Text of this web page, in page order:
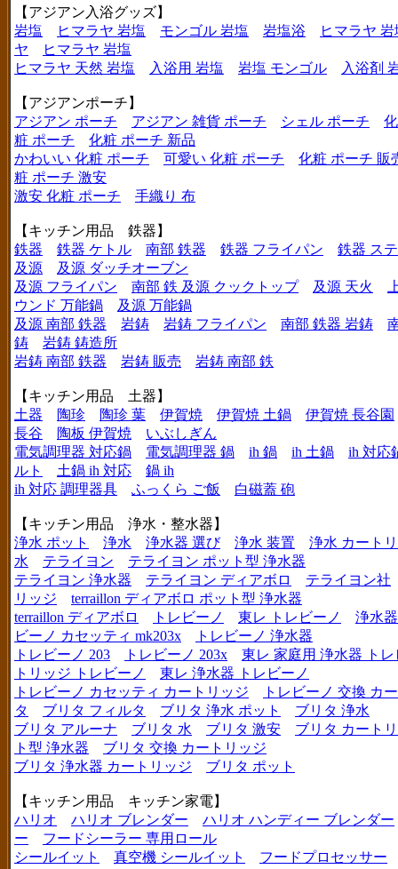
【アジアン入浴グッズ】
岩塩
ヒマラヤ 岩塩 モンゴル 岩塩 岩塩浴
ヒマラヤ
ヤ
ヒマラヤ 岩塩
ヒマラヤ 天然 岩塩
入浴用 岩塩 岩塩 モンゴル 入浴剤
【アジアンポーチ】
アジアン ポーチ
アジアン 雑貨 ポーチ シェル ポーチ
粧 ポーチ
化粧 ポーチ 新品
かわいい 化粧 ポーチ
可愛い 化粧 ポーチ
化粧 ポーチ 販
粧 ポーチ 激安
激安 化粧 ポーチ
手織り 布
【キッチン用品 鉄器】
鉄器
鉄器 ケトル 南部 鉄器 鉄器 フライパン
鉄器 ス
及源
及源 ダッチオーブン
及源 フライパン
南部 鉄 及源 クックトップ 及源 天火
ウンド 万能鍋
及源 万能鍋
及源 南部 鉄器
岩鋳 岩鋳 フライパン 南部 鉄器 岩鋳
鋳
岩鋳 鋳造所
岩鋳 南部 鉄器
岩鋳 販売 岩鋳 南部 鉄
【キッチン用品 土器】
土器
陶珍 陶珍 葉 伊賀焼 伊賀焼 土鍋
伊賀焼 長谷園
長谷
陶板 伊賀焼
いぶしぎん
電気調理器 対応鍋
電気調理器 鍋 ih 鍋 ih 土鍋
ih 対応
ルト
土鍋 ih 対応
鍋 ih
ih 対応 調理器具
ふっくら ご飯 白磁蓋 砲
【キッチン用品 浄水・整水器】
浄水 ポット
浄水 浄水器 選び 浄水 装置
浄水 カート
水
テライヨン
テライヨン ポット型 浄水器
テライヨン 浄水器
テライヨン ディアボロ
テライヨン社
リッジ
terraillon ディアボロ ポット型 浄水器
terraillon ディアボロ
トレビーノ 東レ トレビーノ
浄水
ビーノ カセッティ mk203x
トレビーノ 浄水器
トレビーノ 203
トレビーノ 203x
東レ 家庭用 浄水器 トレ
トリッジ トレビーノ
東レ 浄水器 トレビーノ
トレビーノ カセッティ カートリッジ
トレビーノ 交換 カ
タ
ブリタ フィルタ ブリタ 浄水 ポット
ブリタ 浄水
ブリタ アルーナ
ブリタ 水 ブリタ 激安
ブリタ カート
ト型 浄水器
ブリタ 交換 カートリッジ
ブリタ 浄水器 カートリッジ
ブリタ ポット
【キッチン用品 キッチン家電】
ハリオ
ハリオ ブレンダー
ハリオ ハンディー ブレンダー
ー
フードシーラー 専用ロール
シールイット
真空機 シールイット
フードプロセッサー